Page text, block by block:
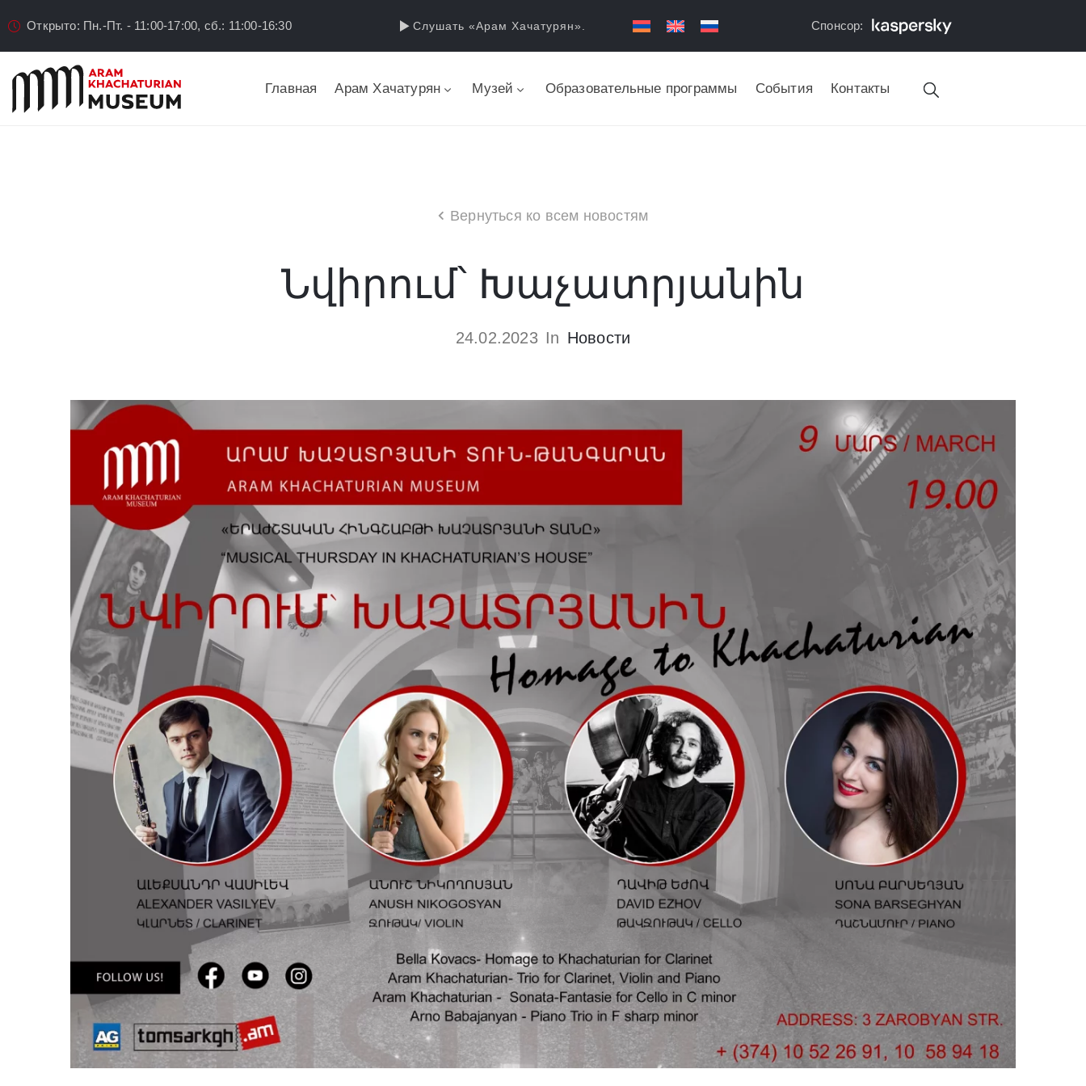
Открыто: Пн.-Пт. - 11:00-17:00, сб.: 11:00-16:30 Слушать «Арам Хачатурян». Спонсор:
Главная Арам Хачатурян Музей Образовательные программы События Контакты
Вернуться ко всем новостям
Նվիրում՝ Խաչատրյանին
24.02.2023 In Новости